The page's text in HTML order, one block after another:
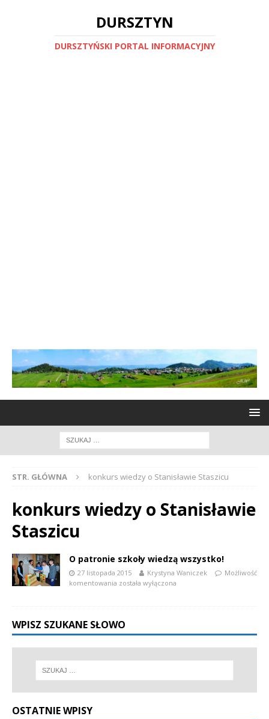
DURSZTYN
DURSZTYŃSKI PORTAL INFORMACYJNY
STR. GŁÓWNA konkurs wiedzy o Stanisławie Staszicu
konkurs wiedzy o Stanisławie
Staszicu
O patronie szkoły wiedzą wszystko!
27 listopada 2015 Krystyna Waniczek
Możliwość
komentowania została wyłączona
WPISZ SZUKANE SŁOWO
OSTATNIE WPISY